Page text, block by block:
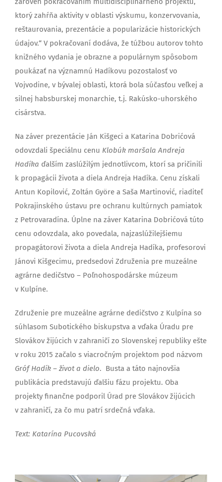
ktorý zahŕňa aktivity v oblasti výskumu, konzervovania,
reštaurovania, prezentácie a popularizácie historických
údajov.“ V pokračovaní dodáva, že túžbou autorov tohto
knižného vydania je obrazne a populárnym spôsobom
poukázať na významnú Hadíkovu pozostalosť vo
Vojvodine, v bývalej oblasti, ktorá bola súčasťou veľkej a
silnej habsburskej monarchie, t.j. Rakúsko-uhorského
cisárstva.
Na záver prezentácie Ján Kišgeci a Katarina Dobrićová
odovzdali špeciálnu cenu Klobúk maršala Andreja
Hadíka ďalším zaslúžilým jednotlivcom, ktorí sa pričinili
k propagácii života a diela Andreja Hadíka. Cenu získali
Antun Kopilović, Zoltán Györe a Saša Martinović, riaditeľ
Pokrajinského ústavu pre ochranu kultúrnych pamiatok
z Petrovaradína. Úplne na záver Katarina Dobrićová túto
cenu odovzdala, ako povedala, najzaslúžilejšiemu
propagátorovi života a diela Andreja Hadíka, profesorovi
Jánovi Kišgecimu, predsedovi Združenia pre muzeálne
agrárne dedičstvo – Poľnohospodárske múzeum
v Kulpíne.
Združenie pre muzeálne agrárne dedičstvo z Kulpína so
súhlasom Subotického biskupstva a vďaka Úradu pre
Slovákov žijúcich v zahraničí zo Slovenskej republiky ešte
v roku 2015 začalo s viacročným projektom pod názvom
Gróf Hadík – život a dielo. Busta a táto najnovšia
publikácia predstavujú ďalšiu fázu projektu. Oba
projekty finančne podporil Úrad pre Slovákov žijúcich
v zahraničí, za čo mu patrí srdečná vďaka.
Text: Katarína Pucovská